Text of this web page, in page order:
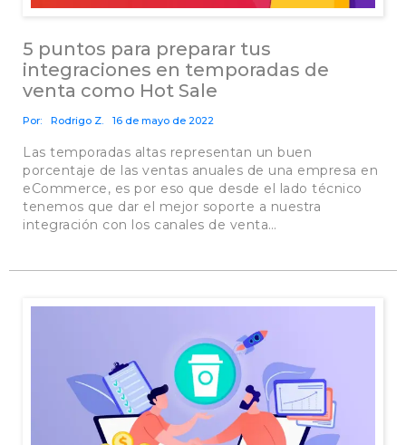
5 puntos para preparar tus
integraciones en temporadas de
venta como Hot Sale
Por: Rodrigo Z. 16 de mayo de 2022
Las temporadas altas representan un buen
porcentaje de las ventas anuales de una empresa en
eCommerce, es por eso que desde el lado técnico
tenemos que dar el mejor soporte a nuestra
integración con los canales de venta…